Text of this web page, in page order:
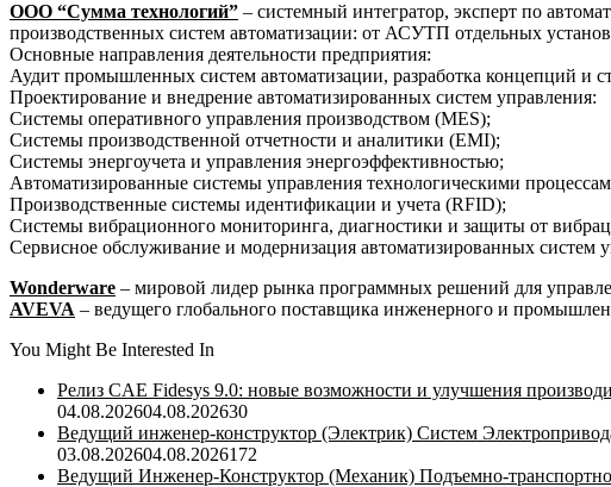
ООО “Сумма технологий” – системный интегратор, эксперт по
производственных систем автоматизации: от АСУТП отдельных
Основные направления деятельности предприятия:
Аудит промышленных систем автоматизации, разработка концепций и
Проектирование и внедрение автоматизированных систем управления:
Системы оперативного управления производством (MES);
Системы производственной отчетности и аналитики (EMI);
Системы энергоучета и управления энергоэффективностью;
Автоматизированные системы управления технологическими
Производственные системы идентификации и учета (RFID);
Системы вибрационного мониторинга, диагностики и защиты от
Сервисное обслуживание и модернизация автоматизированных систем
Wonderware – мировой лидер рынка программных решений для
AVEVA – ведущего глобального поставщика инженерного и
You Might Be Interested In
Релиз CAE Fidesys 9.0: новые возможности и улучшения
04.08.202604.08.202630
Ведущий инженер-конструктор (Электрик) Систем
03.08.202604.08.2026172
Ведущий Инженер-Конструктор (Механик) Подъемно-